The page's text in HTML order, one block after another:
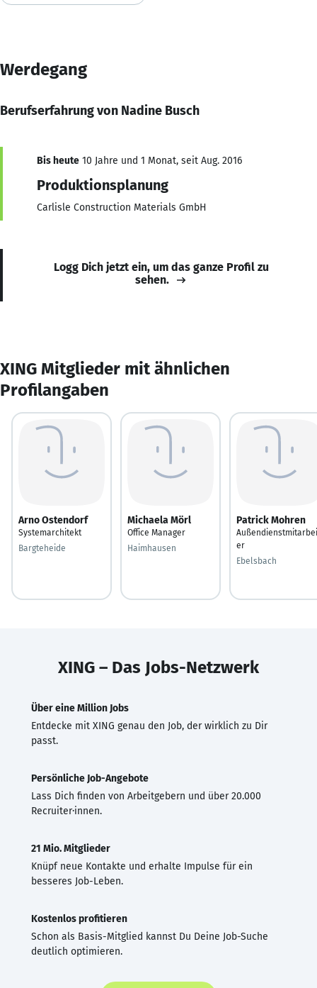
Werdegang
Berufserfahrung von Nadine Busch
Bis heute 10 Jahre und 1 Monat, seit Aug. 2016
Produktionsplanung
Carlisle Construction Materials GmbH
Logg Dich jetzt ein, um das ganze Profil zu
sehen.
XING Mitglieder mit ähnlichen
Profilangaben
Arno Ostendorf
Systemarchitekt
Bargteheide
Michaela Mörl
Office Manager
Haimhausen
Patrick Mohren
er
Ebelsbach
XING – Das Jobs-Netzwerk
Über eine Million Jobs
Entdecke mit XING genau den Job, der wirklich zu Dir
passt.
Persönliche Job-Angebote
Lass Dich finden von Arbeitgebern und über 20.000
Recruiter·innen.
21 Mio. Mitglieder
Knüpf neue Kontakte und erhalte Impulse für ein
besseres Job-Leben.
Kostenlos profitieren
Schon als Basis-Mitglied kannst Du Deine Job-Suche
deutlich optimieren.